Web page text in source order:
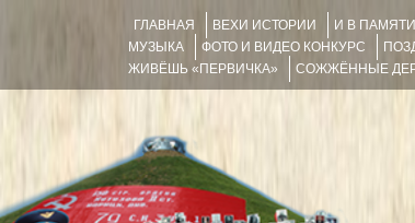
ГЛАВНАЯ ВЕХИ ИСТОРИИ И В
МУЗЫКА
ФОТО И ВИДЕО КОНКУРС
ЖИВЁШЬ «ПЕРВИЧКА»
СОЖЖЁННЫЕ